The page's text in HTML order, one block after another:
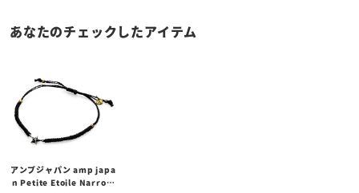
あなたのチェックしたアイテム
アンプジャパン amp japa
n Petite Etoile Narrow